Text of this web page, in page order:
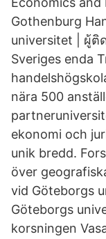
Gothenburg
universitet | ผู้ติ
Sveriges enda
nära 500
ekonomi och
unik bredd.
över
vid Göteborgs
Göteborgs
korsningen